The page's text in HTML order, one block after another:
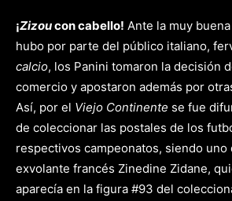
¡Zizoucon cabello! Ante la muy
hubo por parte del público italiano,
calcio, los Panini tomaron la decisión
comercio y apostaron además por
Así, por el Viejo Continente se fue
de coleccionar las postales de los
respectivos campeonatos, siendo uno
exvolante francés Zinedine Zidane,
aparecía en la figura #93 del